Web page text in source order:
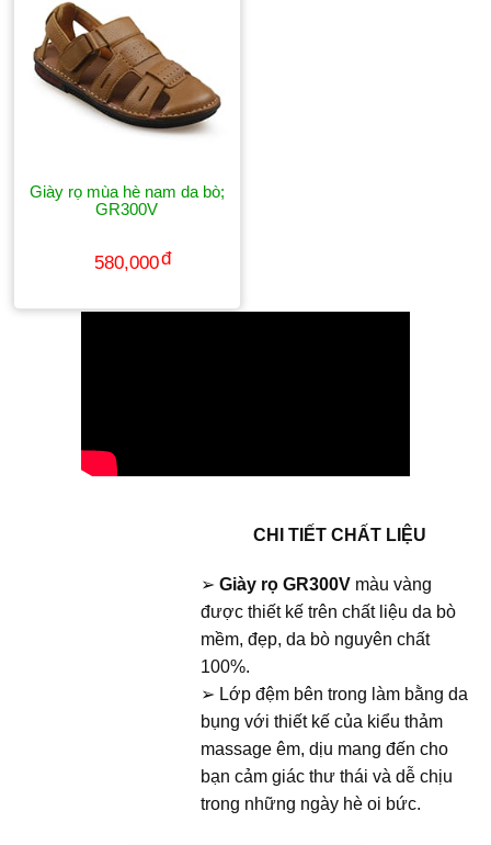
Giày rọ mùa hè nam da bò;
GR300V
580,000
CHI TIẾT CHẤT LIỆU
➢ Giày rọ GR300V màu vàng
được thiết kế trên chất liệu da bò
mềm, đẹp, da bò nguyên chất
100%.
➢ Lớp đệm bên trong làm bằng da
bụng với thiết kế của kiểu thảm
massage êm, dịu mang đến cho
bạn cảm giác thư thái và dễ chịu
trong những ngày hè oi bức.